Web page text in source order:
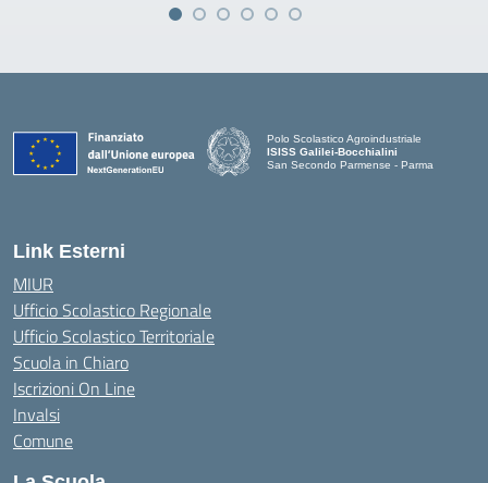
Polo Scolastico Agroindustriale
ISISS Galilei-Bocchialini
San Secondo Parmense - Parma
Link Esterni
MIUR
Ufficio Scolastico Regionale
Ufficio Scolastico Territoriale
Scuola in Chiaro
Iscrizioni On Line
Invalsi
Comune